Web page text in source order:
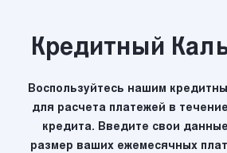
Кредитный
Воспользуйтесь нашим
для расчета платежей в
кредита. Введите свои
размер ваших ежемесячных